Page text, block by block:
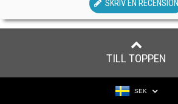
SKRIV EN RECENSION
TILL TOPPEN
SEK